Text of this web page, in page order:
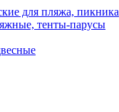
для пляжа, пикника
тенты-парусы